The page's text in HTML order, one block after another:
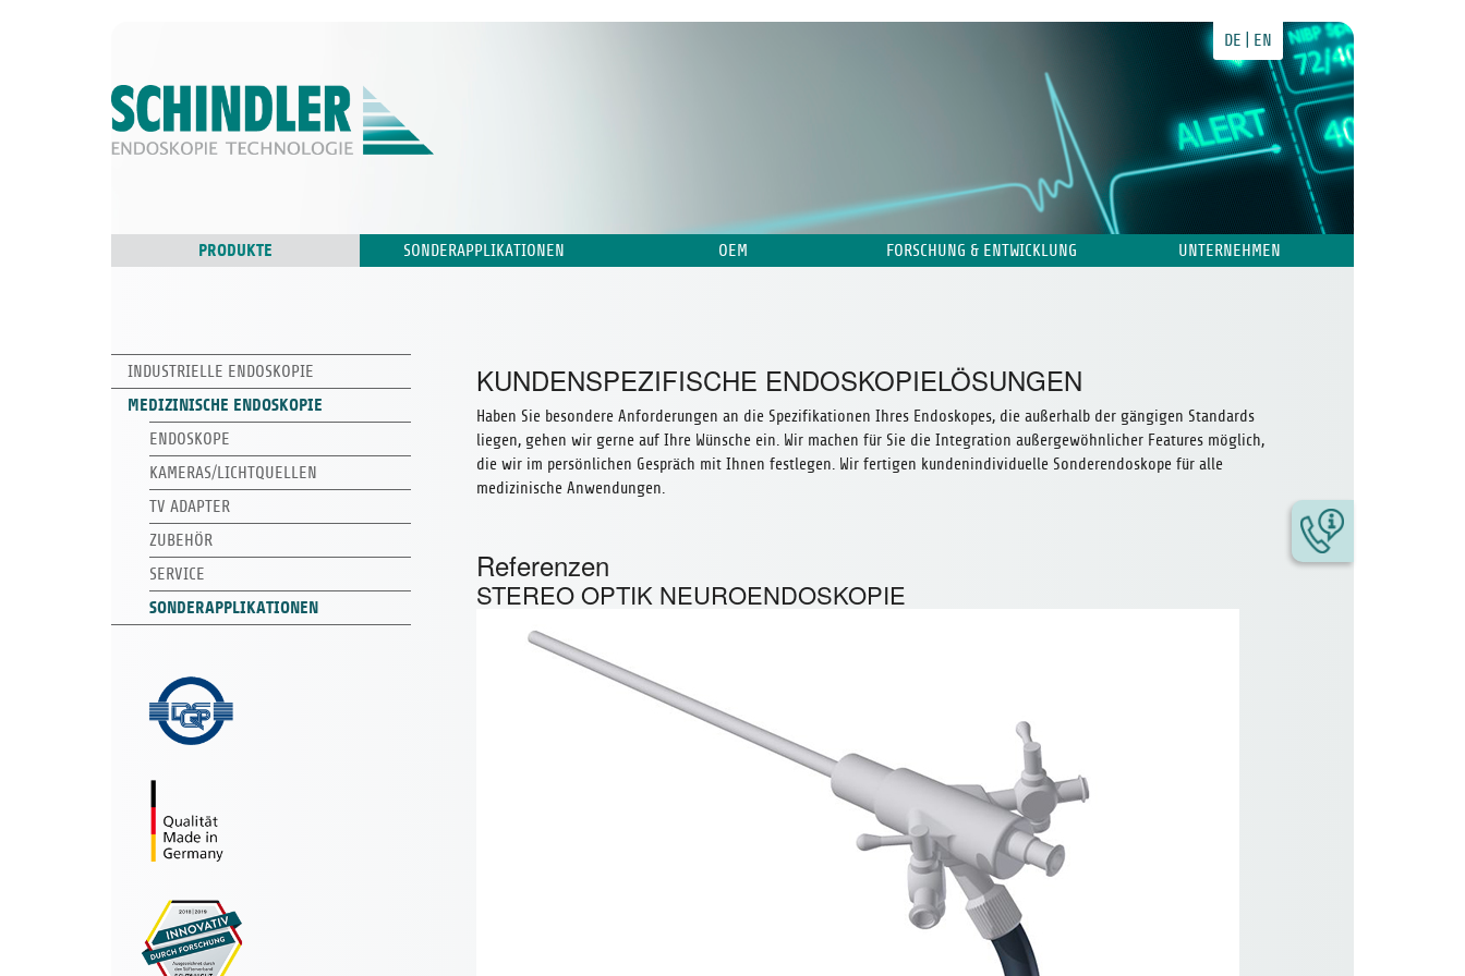
DE EN
PRODUKTE SONDERAPPLIKATIONEN OEM FORSCHUNG & ENTWICKLUNG UNTERNEHMEN
INDUSTRIELLE ENDOSKOPIE
MEDIZINISCHE ENDOSKOPIE
ENDOSKOPE
KAMERAS/LICHTQUELLEN
TV ADAPTER
ZUBEHÖR
SERVICE
SONDERAPPLIKATIONEN
KUNDENSPEZIFISCHE ENDOSKOPIELÖSUNGEN
Haben Sie besondere Anforderungen an die Spezifikationen Ihres Endoskopes, die außerhalb der gängigen Standards
liegen, gehen wir gerne auf Ihre Wünsche ein. Wir machen für Sie die Integration außergewöhnlicher Features möglich,
die wir im persönlichen Gespräch mit Ihnen festlegen. Wir fertigen kundenindividuelle Sonderendoskope für alle
medizinische Anwendungen.
Referenzen
STEREO OPTIK NEUROENDOSKOPIE